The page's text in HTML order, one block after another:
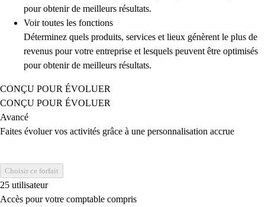
pour obtenir de meilleurs résultats.
Voir toutes les fonctions
Déterminez quels produits, services et lieux génèrent le plus de
revenus pour votre entreprise et lesquels peuvent être optimisés
pour obtenir de meilleurs résultats.
CONÇU POUR ÉVOLUER
CONÇU POUR ÉVOLUER
Avancé
Faites évoluer vos activités grâce à une personnalisation accrue
Choisir ce forfait
25 utilisateur
Accès pour votre comptable compris